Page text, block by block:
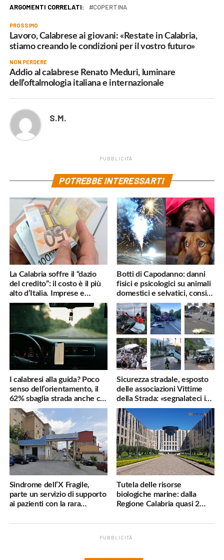
ARGOMENTI CORRELATI: COPERTINA
PROSSIMO
Lavoro, Calabrese ai giovani: «Restate in Calabria,
stiamo creando le condizioni per il vostro futuro»
NON PERDERE
Addio al calabrese Renato Meduri, luminare
dell’oftalmologia italiana e internazionale
S.M.
PUBBLICITÀ
POTREBBE INTERESSARTI
La Calabria soffre il “dazio
del credito”: il costo è il più
alto d’Italia. Imprese e
famiglie penalizzate
Botti di Capodanno: danni
fisici e psicologici su animali
domestici e selvatici, consigli
utili
I calabresi alla guida? Poco
senso dell’orientamento, il
62% sbaglia strada anche col
navigatore
Sicurezza stradale, esposto
delle associazioni Vittime
della Strada: «segnalateci i
pericoli, interverremo
subito»
Sindrome dell’X Fragile,
parte un servizio di supporto
ai pazienti con la rara
Tutela delle risorse
biologiche marine: dalla
Regione Calabria quasi 2
PUBBLICITÀ